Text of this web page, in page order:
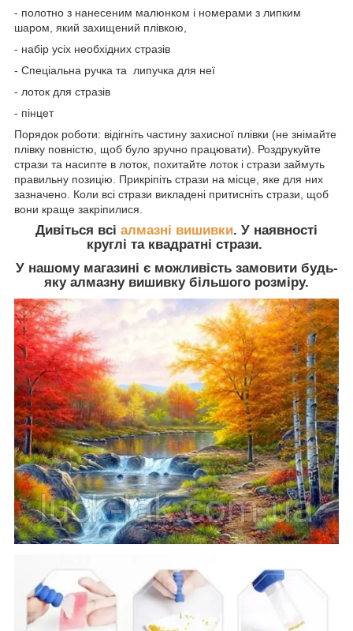
- полотно з нанесеним малюнком і номерами з липким
шаром, який захищений плівкою,
- набір усіх необхідних стразів
- Спеціальна ручка та липучка для неї
- лоток для стразів
- пінцет
Порядок роботи: відігніть частину захисної плівки (не знімайте
плівку повністю, щоб було зручно працювати). Роздрукуйте
стрази та насипте в лоток, похитайте лоток і стрази займуть
правильну позицію. Прикріпіть стрази на місце, яке для них
зазначено. Коли всі стрази викладені притисніть стрази, щоб
вони краще закріпилися.
Дивіться всі алмазні вишивки. У наявності
круглі та квадратні стрази.
У нашому магазині є можливість замовити будь-
яку алмазну вишивку більшого розміру.